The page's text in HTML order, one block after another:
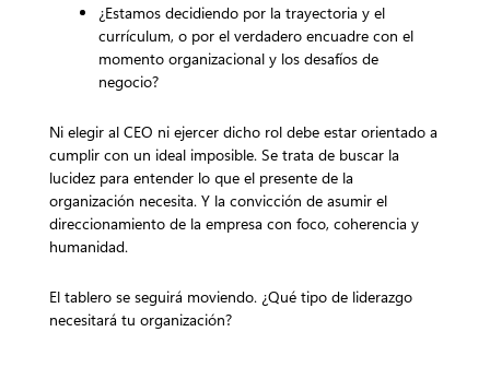
¿Estamos decidiendo por la trayectoria y el
currículum, o por el verdadero encuadre con el
momento organizacional y los desafíos de
negocio?
Ni elegir al CEO ni ejercer dicho rol debe estar orientado a
cumplir con un ideal imposible. Se trata de buscar la
lucidez para entender lo que el presente de la
organización necesita. Y la convicción de asumir el
direccionamiento de la empresa con foco, coherencia y
humanidad.
El tablero se seguirá moviendo. ¿Qué tipo de liderazgo
necesitará tu organización?